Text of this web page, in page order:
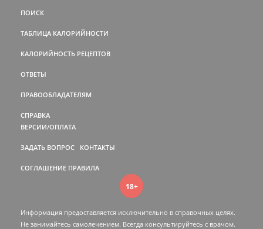
ПОИСК
ТАБЛИЦА КАЛОРИЙНОСТИ
КАЛОРИЙНОСТЬ РЕЦЕПТОВ
ОТВЕТЫ
ПРАВООБЛАДАТЕЛЯМ
СПРАВКА
ВЕРСИИ/ОПЛАТА
ЗАДАТЬ ВОПРОС КОНТАКТЫ
СОГЛАШЕНИЕ ПРАВИЛА
18+
Информация предоставляется исключительно в справочных целях.
Не занимайтесь самолечением. Всегда консультируйтесь c врачом.